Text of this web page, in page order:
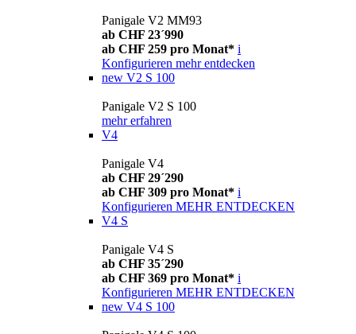
Panigale V2 MM93
ab CHF 23´990
ab CHF 259 pro Monat* i
Konfigurieren mehr entdecken
new V2 S 100
Panigale V2 S 100
mehr erfahren
V4
Panigale V4
ab CHF 29´290
ab CHF 309 pro Monat* i
Konfigurieren MEHR ENTDECKEN
V4 S
Panigale V4 S
ab CHF 35´290
ab CHF 369 pro Monat* i
Konfigurieren MEHR ENTDECKEN
new V4 S 100